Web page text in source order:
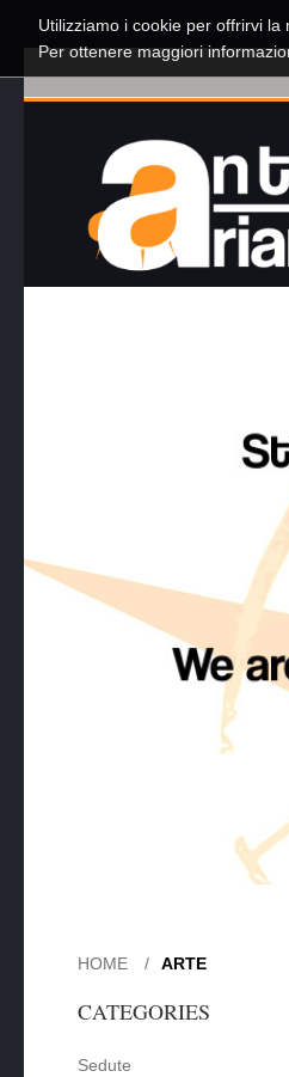
HOME ARTE
CATEGORIES
Sedute
Utilizziamo i cookie per offrirvi
Per ottenere maggiori